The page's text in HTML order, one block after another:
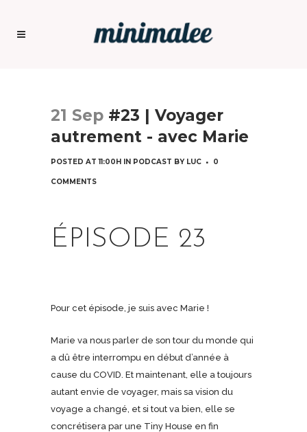
21 Sep #23 | Voyager
autrement - avec Marie
POSTED AT 11:00H IN PODCAST BY LUC 0
COMMENTS
ÉPISODE 23
Pour cet épisode, je suis avec Marie !
Marie va nous parler de son tour du monde qui
a dû être interrompu en début d’année à
cause du COVID. Et maintenant, elle a toujours
autant envie de voyager, mais sa vision du
voyage a changé, et si tout va bien, elle se
concrétisera par une Tiny House en fin